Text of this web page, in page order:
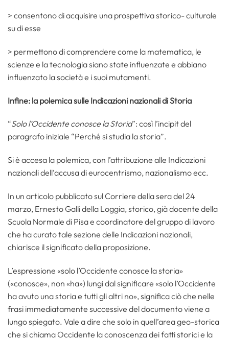
> consentono di acquisire una prospettiva storico- culturale
su di esse
> permettono di comprendere come la matematica, le
scienze e la tecnologia siano state influenzate e abbiano
influenzato la società e i suoi mutamenti.
Infine: la polemica sulle Indicazioni nazionali di Storia
“Solo l’Occidente conosce la Storia”: così l’incipit del
paragrafo iniziale “Perché si studia la storia”.
Si è accesa la polemica, con l’attribuzione alle Indicazioni
nazionali dell’accusa di eurocentrismo, nazionalismo ecc.
In un articolo pubblicato sul Corriere della sera del 24
marzo, Ernesto Galli della Loggia, storico, già docente della
Scuola Normale di Pisa e coordinatore del gruppo di lavoro
che ha curato tale sezione delle Indicazioni nazionali,
chiarisce il significato della proposizione.
L’espressione «solo l’Occidente conosce la storia»
(«conosce», non «ha») lungi dal significare «solo l’Occidente
ha avuto una storia e tutti gli altri no», significa ciò che nelle
frasi immediatamente successive del documento viene a
lungo spiegato. Vale a dire che solo in quell’area geo-storica
che si chiama Occidente la conoscenza dei fatti storici e la